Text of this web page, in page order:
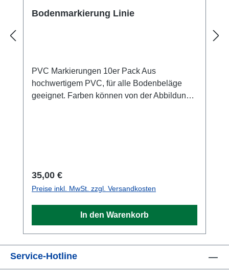
Bodenmarkierung Linie
PVC Markierungen 10er Pack Aus
hochwertigem PVC, für alle Bodenbeläge
geeignet. Farben können von der Abbildung
Regulärer Preis:
35,00 €
Preise inkl. MwSt. zzgl. Versandkosten
In den Warenkorb
Service-Hotline